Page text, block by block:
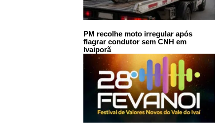
PM recolhe moto irregular após
flagrar condutor sem CNH em
Ivaiporã